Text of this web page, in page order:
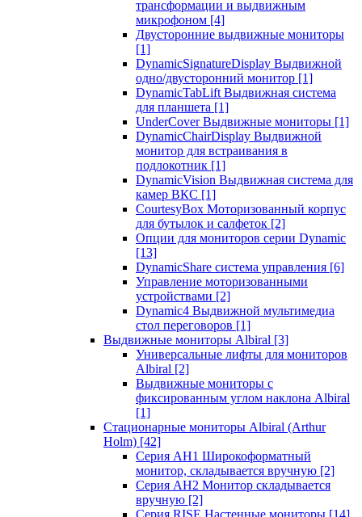
трансформации и выдвижным
микрофоном [4]
Двусторонние выдвижные мониторы
[1]
DynamicSignatureDisplay Выдвижной
одно/двусторонний монитор [1]
DynamicTabLift Выдвижная система
для планшета [1]
UnderCover Выдвижные мониторы [1]
DynamicChairDisplay Выдвижной
монитор для встраивания в
подлокотник [1]
DynamicVision Выдвижная система для
камер ВКС [1]
CourtesyBox Моторизованный корпус
для бутылок и салфеток [2]
Опции для мониторов серии Dynamic
[13]
DynamicShare система управления [6]
Управление моторизованными
устройствами [2]
Dynamic4 Выдвижной мультимедиа
стол переговоров [1]
Выдвижные мониторы Albiral [3]
Универсальные лифты для мониторов
Albiral [2]
Выдвижные мониторы с
фиксированным углом наклона Albiral
[1]
Стационарные мониторы Albiral (Arthur
Holm) [42]
Серия AH1 Широкоформатный
монитор, складывается вручную [2]
Серия AH2 Монитор складывается
вручную [2]
Серия RISE Настенные мониторы [14]